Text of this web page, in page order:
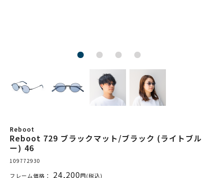
Reboot
Reboot 729 ブラックマット/ブラック (ライトブル
ー) 46
109772930
フレーム価格： 24,200円(税込)